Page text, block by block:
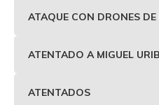
ATAQUE CON DRONES
ATENTADO A MIGUEL
ATENTADOS